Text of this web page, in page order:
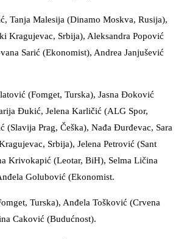
Tanja Malesija (Dinamo Moskva, Rusija),
Kragujevac, Srbija), Aleksandra Popović
Sarić (Ekonomist), Andrea Janjušević
(Fomget, Turska), Jasna Đoković
Đukić, Jelena Karličić (ALG Spor,
(Slavija Prag, Češka), Nađa Đurđevac, Sara
Srbija), Jelena Petrović (Sant
Krivokapić (Leotar, BiH), Selma Ličina
Golubović (Ekonomist.
Turska), Anđela Tošković (Crvena
Caković (Budućnost).